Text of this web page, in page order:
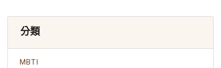
分類
MBTI